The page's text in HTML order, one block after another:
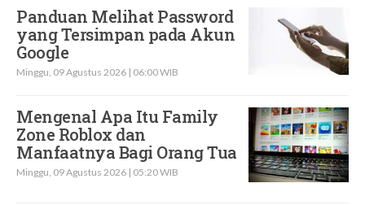
Panduan Melihat Password
yang Tersimpan pada Akun
Google
Minggu, 09 Agustus 2026 | 06:00 WIB
Mengenal Apa Itu Family
Zone Roblox dan
Manfaatnya Bagi Orang Tua
Minggu, 09 Agustus 2026 | 05:20 WIB